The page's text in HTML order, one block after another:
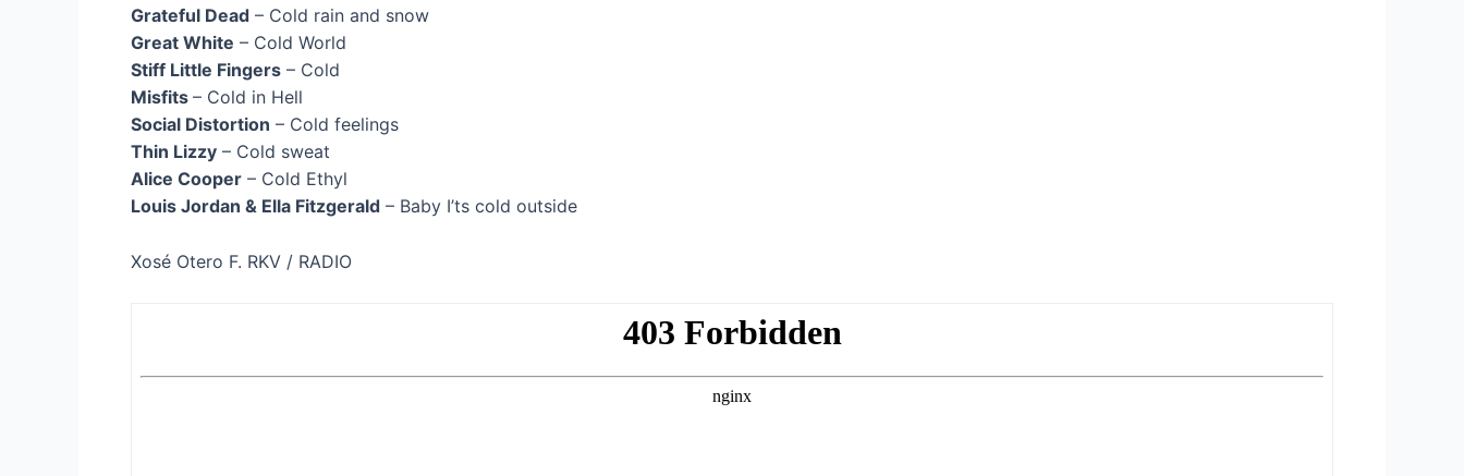
Grateful Dead – Cold rain and snow
Great White – Cold World
Stiff Little Fingers – Cold
Misfits – Cold in Hell
Social Distortion – Cold feelings
Thin Lizzy – Cold sweat
Alice Cooper – Cold Ethyl
Louis Jordan & Ella Fitzgerald – Baby I’ts cold outside
Xosé Otero F. RKV / RADIO